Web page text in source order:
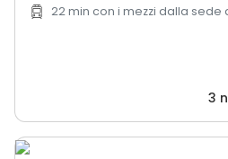
22 min con i mezzi dalla sede
3